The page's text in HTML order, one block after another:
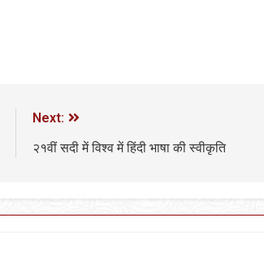
Next:
२१वीं सदी में विश्व में हिंदी भाषा की स्वीकृति